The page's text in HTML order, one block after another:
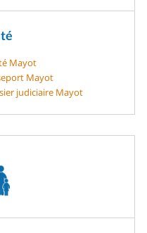
Mayot
Mayot
judiciaire Mayot